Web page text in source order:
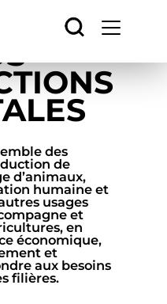
des
de
d’animaux,
humaine et
usages
et
en
économique,
et
aux besoins
filières.